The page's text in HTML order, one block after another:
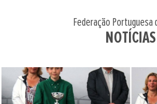
Federação Portuguesa
NOTÍCIAS